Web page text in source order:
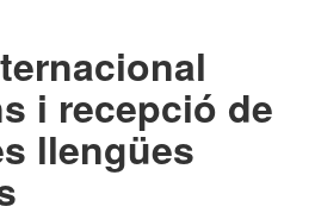
i recepció de
llengües